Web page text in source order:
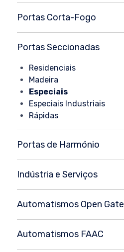
Portas Corta-Fogo
Portas Seccionadas
Residenciais
Madeira
Especiais
Especiais Industriais
Rápidas
Portas de Harmónio
Indústria e Serviços
Automatismos Open Gate
Automatismos FAAC